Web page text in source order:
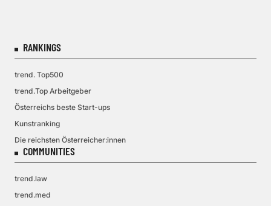
RANKINGS
trend. Top500
trend.Top Arbeitgeber
Österreichs beste Start-ups
Kunstranking
Die reichsten Österreicher:innen
COMMUNITIES
trend.law
trend.med